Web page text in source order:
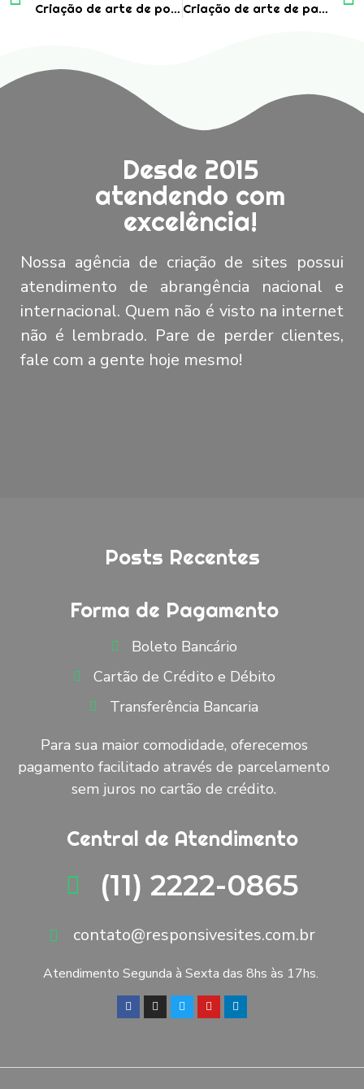
Criação de arte de portfólio digital em PDF para empresa de engenharia Criação de arte de papel timbrado para uso como proposta comercial
Desde 2015
atendendo com
excelência!
Nossa agência de criação de sites possui
atendimento de abrangência nacional e
internacional. Quem não é visto na internet
não é lembrado. Pare de perder clientes,
fale com a gente hoje mesmo!
Posts Recentes
Forma de Pagamento
Boleto Bancário
Cartão de Crédito e Débito
Transferência Bancaria
Para sua maior comodidade, oferecemos
pagamento facilitado através de parcelamento
sem juros no cartão de crédito.
Central de Atendimento
(11) 2222-0865
contato@responsivesites.com.br
Atendimento Segunda à Sexta das 8hs às 17hs.